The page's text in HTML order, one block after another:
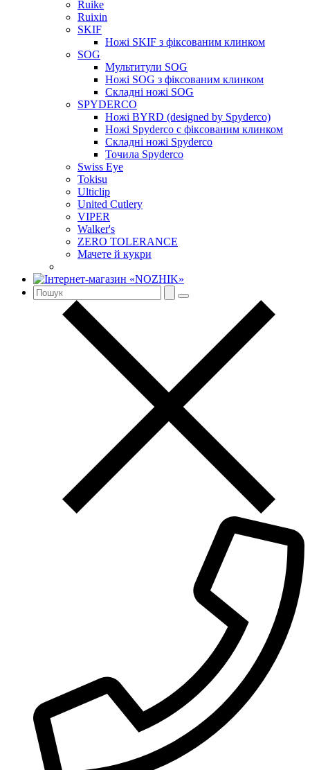
Ruike
Ruixin
SKIF
Ножі SKIF з фіксованим клинком
SOG
Мультитули SOG
Ножі SOG з фіксованим клинком
Складні ножі SOG
SPYDERCO
Ножі BYRD (designed by Spyderco)
Ножі Spyderco c фіксованим клинком
Складні ножі Spyderco
Точила Spyderco
Swiss Eye
Tokisu
Ulticlip
United Cutlery
VIPER
Walker's
ZERO TOLERANCE
Мачете й кукри